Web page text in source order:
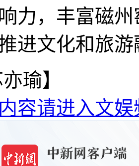
力，丰富磁
进文化和旅
瑜】
容请进入文娱